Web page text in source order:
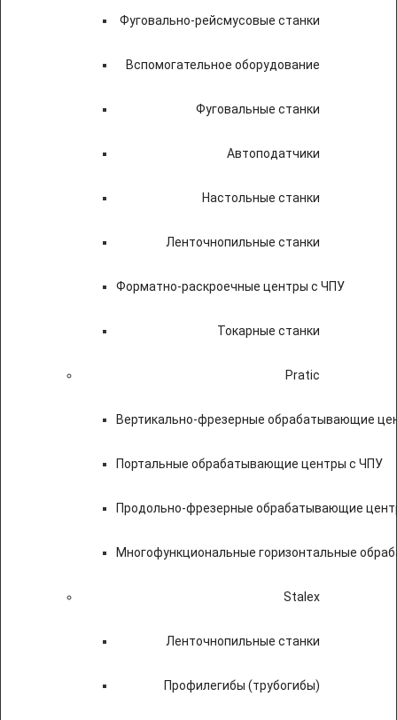
Фуговально-рейсмусовые станки
Вспомогательное оборудование
Фуговальные станки
Автоподатчики
Настольные станки
Ленточнопильные станки
Форматно-раскроечные центры с ЧПУ
Токарные станки
Pratic
Вертикально-фрезерные обрабатывающие
Портальные обрабатывающие центры с ЧПУ
Продольно-фрезерные обрабатывающие
Многофункциональные горизонтальные
Stalex
Ленточнопильные станки
Профилегибы (трубогибы)